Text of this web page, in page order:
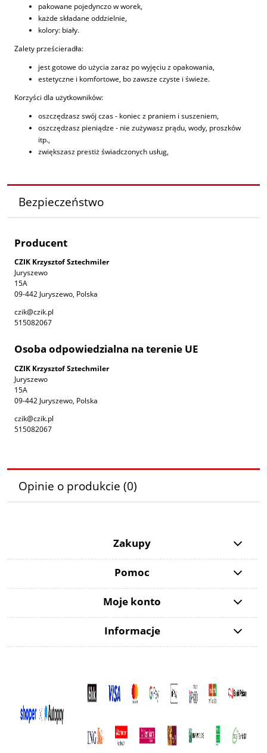
pakowane pojedynczo w worek,
każde składane oddzielnie,
kolory: biały.
Zalety prześcieradła:
jest gotowe do użycia zaraz po wyjęciu z opakowania,
estetyczne i komfortowe, bo zawsze czyste i świeże.
Korzyści dla użytkowników:
oszczędzasz swój czas - koniec z praniem i suszeniem,
oszczędzasz pieniądze - nie zużywasz prądu, wody, proszków
itp.,
zwiększasz prestiż świadczonych usług,
Bezpieczeństwo
Producent
CZIK Krzysztof Sztechmiler
Juryszewo
15A
09-442 Juryszewo, Polska
czik@czik.pl
515082067
Osoba odpowiedzialna na terenie UE
CZIK Krzysztof Sztechmiler
Juryszewo
15A
09-442 Juryszewo, Polska
czik@czik.pl
515082067
Opinie o produkcie (0)
Zakupy
Pomoc
Moje konto
Informacje